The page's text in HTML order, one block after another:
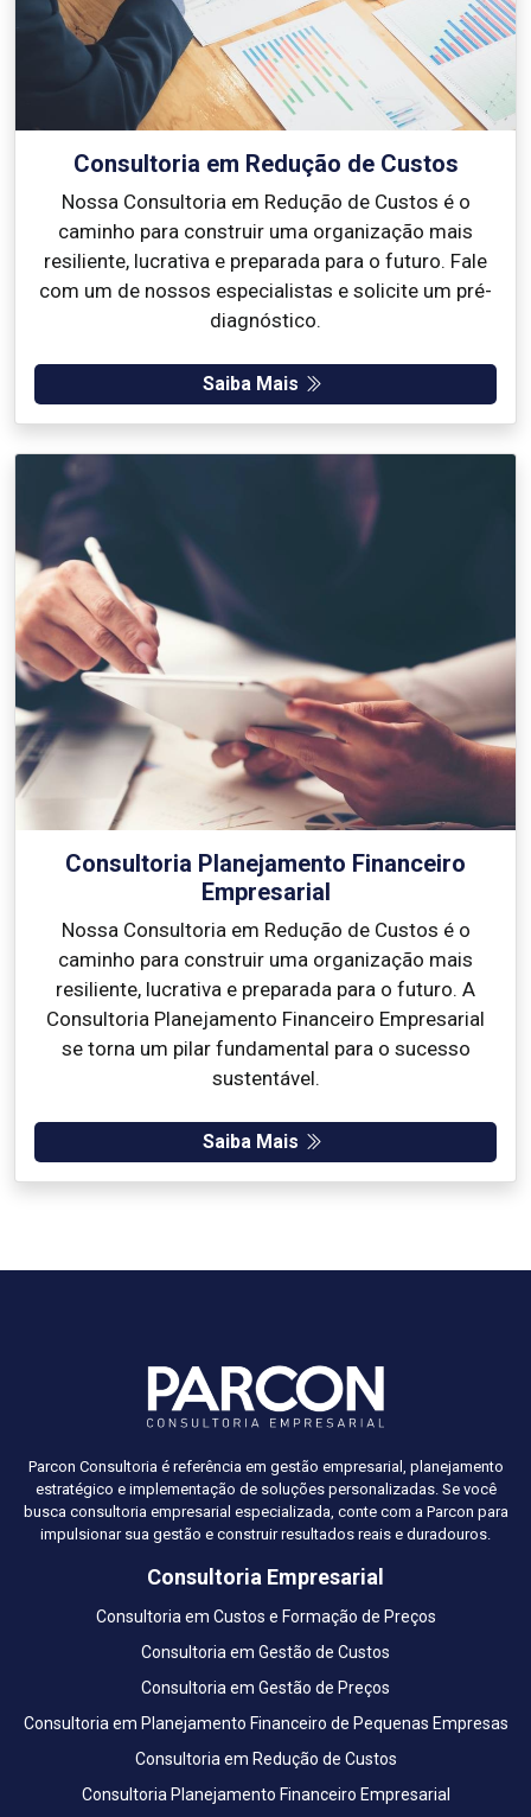
Consultoria em Redução de Custos
Nossa Consultoria em Redução de Custos é o
caminho para construir uma organização mais
resiliente, lucrativa e preparada para o futuro. Fale
com um de nossos especialistas e solicite um pré-
diagnóstico.
Saiba Mais
Consultoria Planejamento Financeiro
Empresarial
Nossa Consultoria em Redução de Custos é o
caminho para construir uma organização mais
resiliente, lucrativa e preparada para o futuro. A
Consultoria Planejamento Financeiro Empresarial
se torna um pilar fundamental para o sucesso
sustentável.
Saiba Mais
Parcon Consultoria é referência em gestão empresarial, planejamento
estratégico e implementação de soluções personalizadas. Se você
busca consultoria empresarial especializada, conte com a Parcon para
impulsionar sua gestão e construir resultados reais e duradouros.
Consultoria Empresarial
Consultoria em Custos e Formação de Preços
Consultoria em Gestão de Custos
Consultoria em Gestão de Preços
Consultoria em Planejamento Financeiro de Pequenas Empresas
Consultoria em Redução de Custos
Consultoria Planejamento Financeiro Empresarial